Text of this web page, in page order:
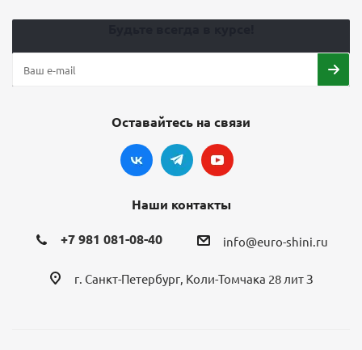
Оставайтесь на связи
Наши контакты
+7 981 081-08-40 info@euro-shini.ru
г. Санкт-Петербург, Коли-Томчака 28 лит З